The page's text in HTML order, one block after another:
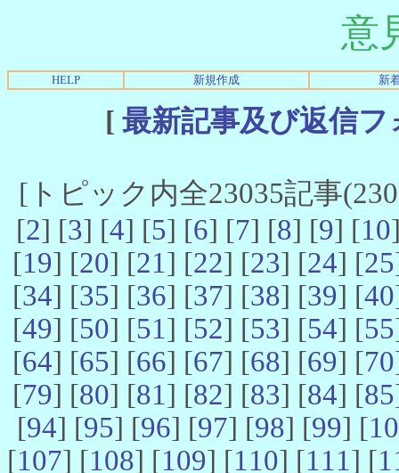
意
HELP 新規作成 新
[ 最新記事及び返信
[トピック内全23035記事
[2] [3] [4] [5] [6] [7] [8] [9] [10
[19] [20] [21] [22] [23] [24] [25
[34] [35] [36] [37] [38] [39] [40
[49] [50] [51] [52] [53] [54] [55
[64] [65] [66] [67] [68] [69] [70
[79] [80] [81] [82] [83] [84] [85
[94] [95] [96] [97] [98] [99] [
[107] [108] [109] [110] [111] [